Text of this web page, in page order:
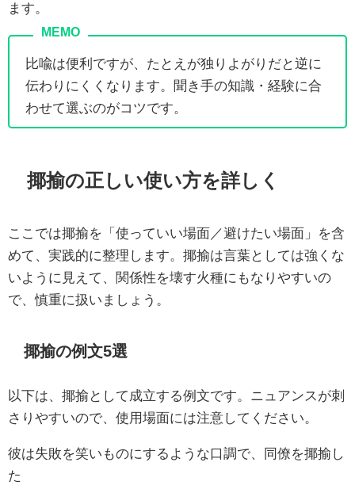
ます。
比喩は便利ですが、たとえが独りよがりだと逆に
伝わりにくくなります。聞き手の知識・経験に合
わせて選ぶのがコツです。
揶揄の正しい使い方を詳しく
ここでは揶揄を「使っていい場面／避けたい場面」を含
めて、実践的に整理します。揶揄は言葉としては強くな
いように見えて、関係性を壊す火種にもなりやすいの
で、慎重に扱いましょう。
揶揄の例文5選
以下は、揶揄として成立する例文です。ニュアンスが刺
さりやすいので、使用場面には注意してください。
彼は失敗を笑いものにするような口調で、同僚を揶揄し
た